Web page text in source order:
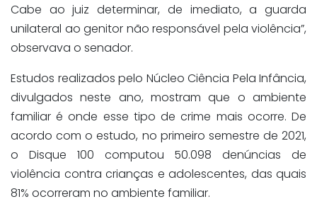
Cabe ao juiz determinar, de imediato, a guarda
unilateral ao genitor não responsável pela violência”,
observava o senador.
Estudos realizados pelo Núcleo Ciência Pela Infância,
divulgados neste ano, mostram que o ambiente
familiar é onde esse tipo de crime mais ocorre. De
acordo com o estudo, no primeiro semestre de 2021,
o Disque 100 computou 50.098 denúncias de
violência contra crianças e adolescentes, das quais
81% ocorreram no ambiente familiar.